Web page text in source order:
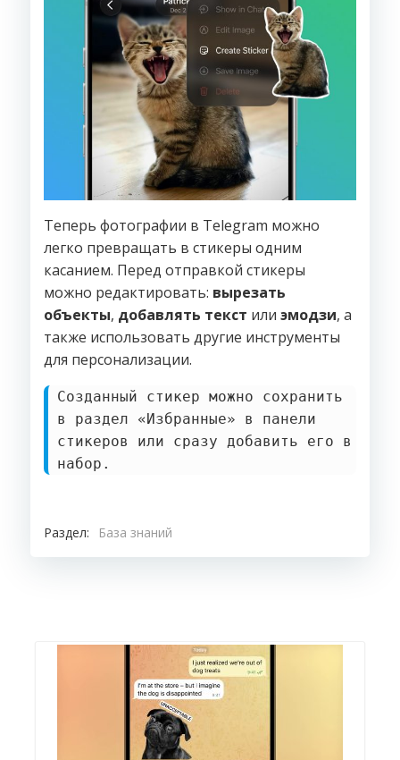
Теперь фотографии в Telegram можно
легко превращать в стикеры одним
касанием. Перед отправкой стикеры
можно редактировать: вырезать
объекты, добавлять текст или эмодзи, а
также использовать другие инструменты
для персонализации.
Созданный стикер можно сохранить
в раздел «Избранные» в панели
стикеров или сразу добавить его в
набор.
Раздел: База знаний